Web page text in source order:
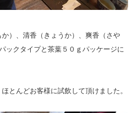
）、清香（きょうか）、爽香（さや
ックタイプと茶葉５０ｇパッケージに
とんどお客様に試飲して頂けました。